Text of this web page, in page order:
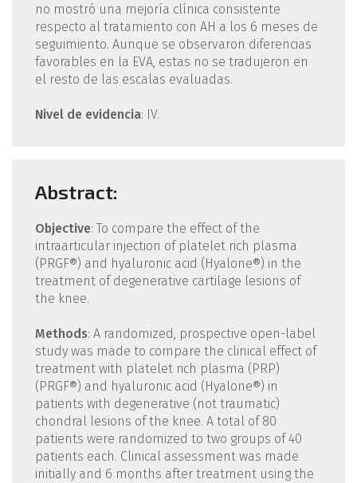
no mostró una mejoría clínica consistente
respecto al tratamiento con AH a los 6 meses de
seguimiento. Aunque se observaron diferencias
favorables en la EVA, estas no se tradujeron en
el resto de las escalas evaluadas.
Nivel de evidencia: IV.
Abstract:
Objective: To compare the effect of the
intraarticular injection of platelet rich plasma
(PRGF®) and hyaluronic acid (Hyalone®) in the
treatment of degenerative cartilage lesions of
the knee.
Methods: A randomized, prospective open-label
study was made to compare the clinical effect of
treatment with platelet rich plasma (PRP)
(PRGF®) and hyaluronic acid (Hyalone®) in
patients with degenerative (not traumatic)
chondral lesions of the knee. A total of 80
patients were randomized to two groups of 40
patients each. Clinical assessment was made
initially and 6 months after treatment using the